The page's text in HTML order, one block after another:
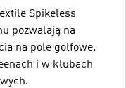
Spikeless
pozwalają na
na pole golfowe.
i w klubach